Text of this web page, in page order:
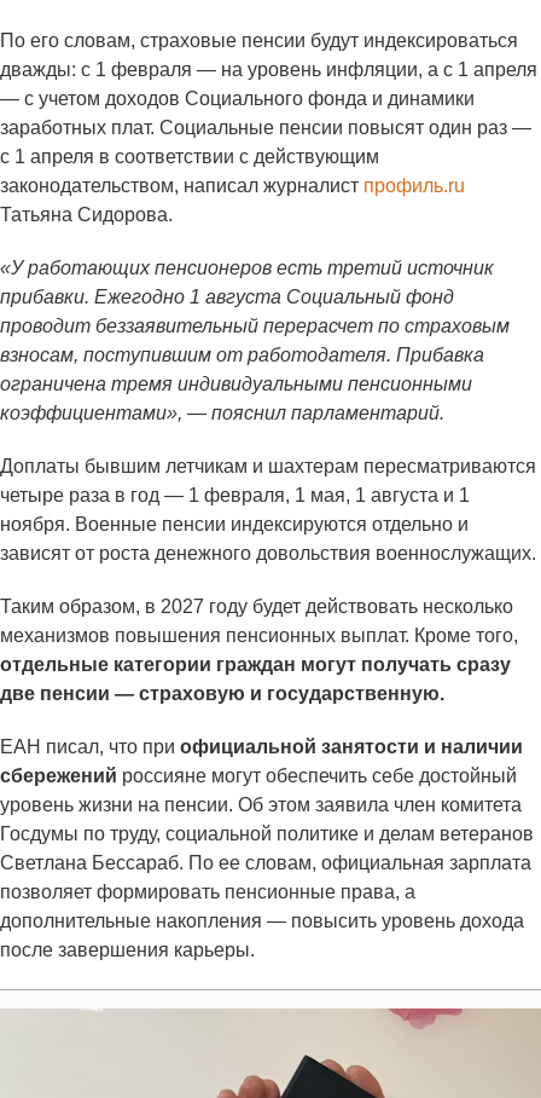
По его словам, страховые пенсии будут индексироваться
дважды: с 1 февраля — на уровень инфляции, а с 1 апреля
— с учетом доходов Социального фонда и динамики
заработных плат. Социальные пенсии повысят один раз —
с 1 апреля в соответствии с действующим
законодательством, написал журналист профиль.ru
Татьяна Сидорова.
«У работающих пенсионеров есть третий источник
прибавки. Ежегодно 1 августа Социальный фонд
проводит беззаявительный перерасчет по страховым
взносам, поступившим от работодателя. Прибавка
ограничена тремя индивидуальными пенсионными
коэффициентами», — пояснил парламентарий.
Доплаты бывшим летчикам и шахтерам пересматриваются
четыре раза в год — 1 февраля, 1 мая, 1 августа и 1
ноября. Военные пенсии индексируются отдельно и
зависят от роста денежного довольствия военнослужащих.
Таким образом, в 2027 году будет действовать несколько
механизмов повышения пенсионных выплат. Кроме того,
отдельные категории граждан могут получать сразу
две пенсии — страховую и государственную.
ЕАН писал, что при официальной занятости и наличии
сбережений россияне могут обеспечить себе достойный
уровень жизни на пенсии. Об этом заявила член комитета
Госдумы по труду, социальной политике и делам ветеранов
Светлана Бессараб. По ее словам, официальная зарплата
позволяет формировать пенсионные права, а
дополнительные накопления — повысить уровень дохода
после завершения карьеры.